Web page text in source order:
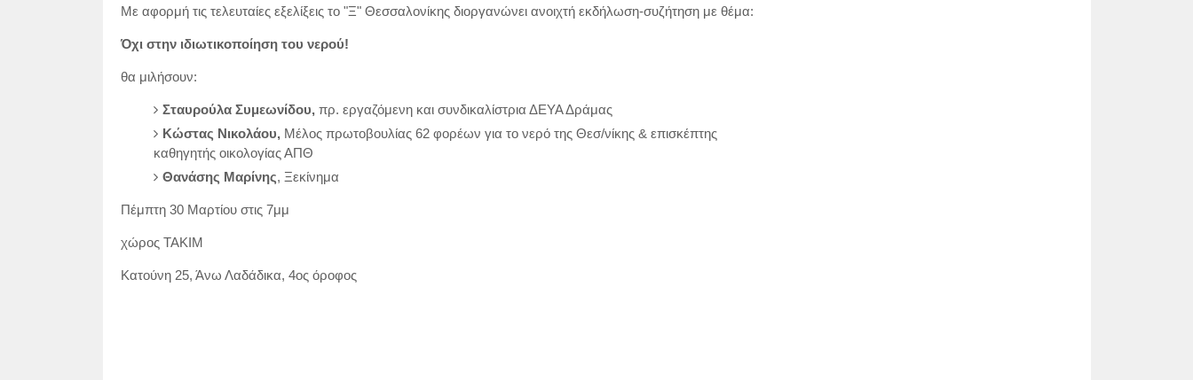
Με αφορμή τις τελευταίες εξελίξεις το "Ξ" Θεσσαλονίκης διοργανώνει ανοιχτή εκδήλωση-συζήτηση με θέμα:
Όχι στην ιδιωτικοποίηση του νερού!
θα μιλήσουν:
Σταυρούλα Συμεωνίδου, πρ. εργαζόμενη και συνδικαλίστρια ΔΕΥΑ Δράμας
Κώστας Νικολάου, Μέλος πρωτοβουλίας 62 φορέων για το νερό της Θεσ/νίκης & επισκέπτης
καθηγητής οικολογίας ΑΠΘ
Θανάσης Μαρίνης, Ξεκίνημα
Πέμπτη 30 Μαρτίου στις 7μμ
χώρος ΤΑΚΙΜ
Κατούνη 25, Άνω Λαδάδικα, 4ος όροφος